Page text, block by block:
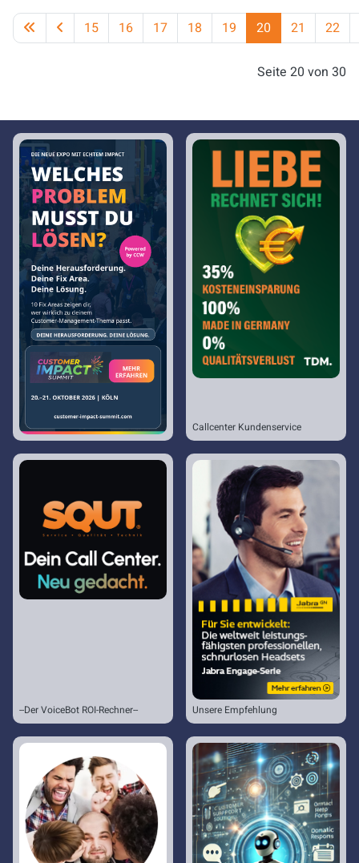
Seite 20 von 30
15 16 17 18 19 20 21 22
Callcenter Kundenservice
--Der VoiceBot ROI-Rechner-- Unsere Empfehlung